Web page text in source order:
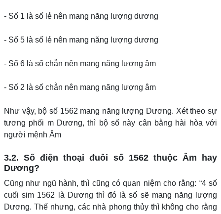
- Số 1 là số lẻ nên mang năng lượng dương
- Số 5 là số lẻ nên mang năng lượng dương
- Số 6 là số chẵn nên mang năng lượng âm
- Số 2 là số chẵn nên mang năng lượng âm
Như vậy, bộ số 1562 mang năng lượng Dương. Xét theo sự
tương phối m Dương, thì bộ số này cân bằng hài hòa với
người mệnh Âm
3.2. Số điện thoại đuôi số 1562 thuộc Âm hay
Dương?
Cũng như ngũ hành, thì cũng có quan niệm cho rằng: “4 số
cuối sim 1562 là Dương thì đó là số sẽ mang năng lượng
Dương. Thế nhưng, các nhà phong thủy thì không cho rằng